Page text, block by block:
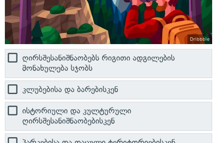
Dribbble
ღირსშესანიშნაობებს რიგითი ადგილების
მონახულება სჯობს
კლუბებისა და ბარებისკენ
ისტორიული და კულტურული
ღირსშესანიშნაობებისკენ